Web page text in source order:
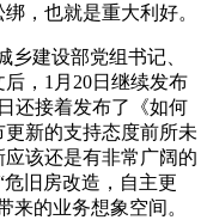
，也就是重大利好。
乡建设部党组书记、
，1月20日继续发布
还接着发布了《如何
新的支持态度前所未
该还是有非常广阔的
旧房改造，自主更
来的业务想象空间。